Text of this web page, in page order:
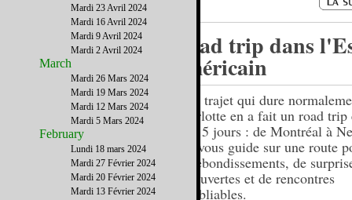
Road trip dans
américain
D'un trajet qui dure
Charlotte en a fait un road trip
sur 15 jours : de Montréal à
elle vous guide sur une route
de rebondissements, de
découvertes et de rencontres
inoubliables.
Mardi 23 Avril 2024
Mardi 16 Avril 2024
Mardi 9 Avril 2024
Mardi 2 Avril 2024
March
Mardi 26 Mars 2024
Mardi 19 Mars 2024
Mardi 12 Mars 2024
Mardi 5 Mars 2024
February
Lundi 18 mars 2024
Mardi 27 Février 2024
Mardi 20 Février 2024
Mardi 13 Février 2024